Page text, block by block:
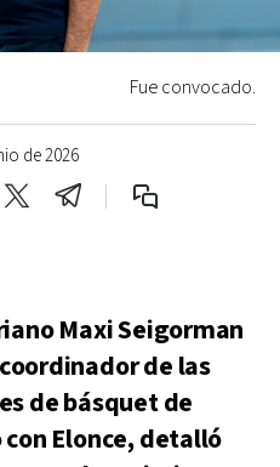
de 2026
Fue convocado.
Maxi Seigorman
de las
de básquet de
Elonce, detalló